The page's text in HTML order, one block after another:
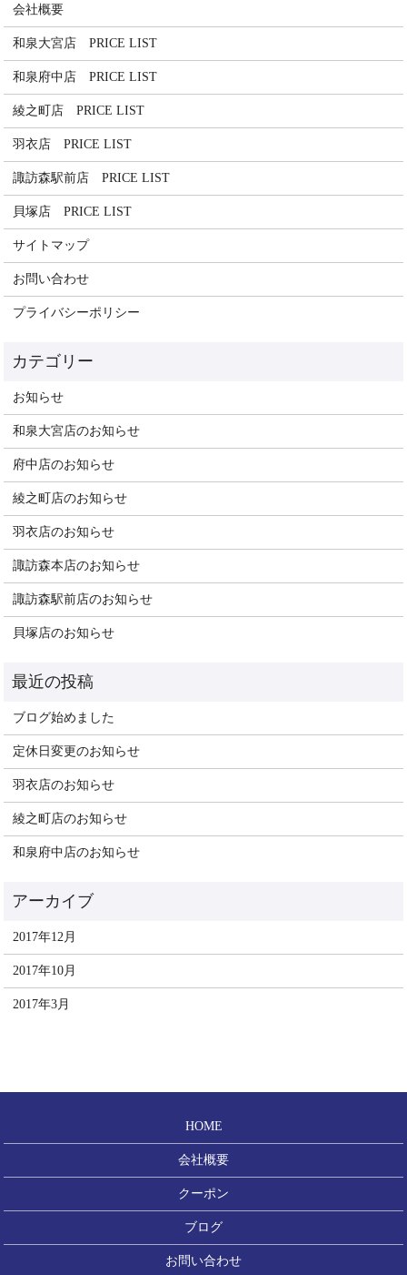
会社概要
和泉大宮店 PRICE LIST
和泉府中店 PRICE LIST
綾之町店 PRICE LIST
羽衣店 PRICE LIST
諏訪森駅前店 PRICE LIST
貝塚店 PRICE LIST
サイトマップ
お問い合わせ
プライバシーポリシー
お知らせ
和泉大宮店のお知らせ
府中店のお知らせ
綾之町店のお知らせ
羽衣店のお知らせ
諏訪森本店のお知らせ
諏訪森駅前店のお知らせ
貝塚店のお知らせ
ブログ始めました
定休日変更のお知らせ
羽衣店のお知らせ
綾之町店のお知らせ
和泉府中店のお知らせ
2017年12月
2017年10月
2017年3月
HOME
会社概要
クーポン
ブログ
お問い合わせ